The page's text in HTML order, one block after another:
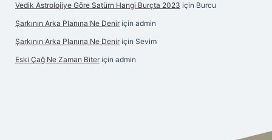
Vedik Astrolojiye Göre Satürn Hangi Burçta 2023 için Burcu
Şarkının Arka Planına Ne Denir için admin
Şarkının Arka Planına Ne Denir için Sevim
Eski Çağ Ne Zaman Biter için admin